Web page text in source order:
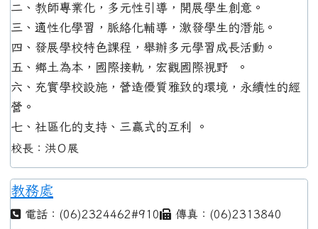
二、教師專業化，多元性引導，開展學生創意。
三、適性化學習，脈絡化輔導，激發學生的潛能。
四、發展學校特色課程，舉辦多元學習成長活動。
五、鄉土為本，國際接軌，宏觀國際視野 。
六、充實學校設施，營造優質雅致的環境，永續性的經
營。
七、社區化的支持、三贏式的互利 。
校長：洪Ｏ展
教務處
電話：(06)2324462#910
傳真：(06)2313840